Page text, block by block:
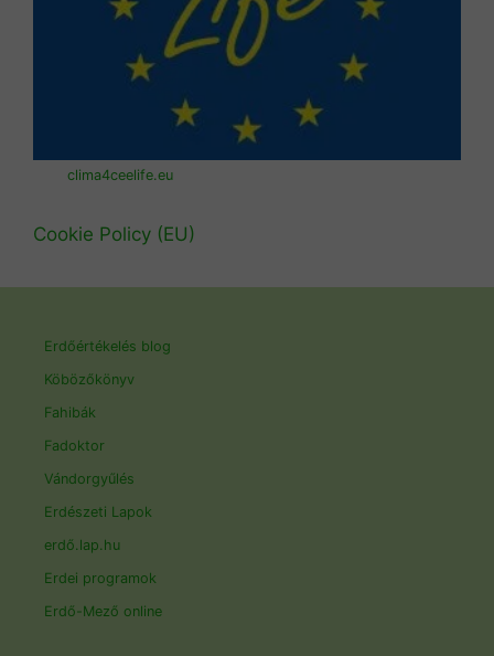
clima4ceelife.eu
Cookie Policy (EU)
Erdőértékelés blog
Köbözőkönyv
Fahibák
Fadoktor
Vándorgyűlés
Erdészeti Lapok
erdő.lap.hu
Erdei programok
Erdő-Mező online